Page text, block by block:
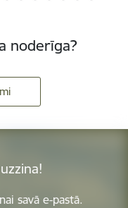
noderīga?
savā e-pastā.